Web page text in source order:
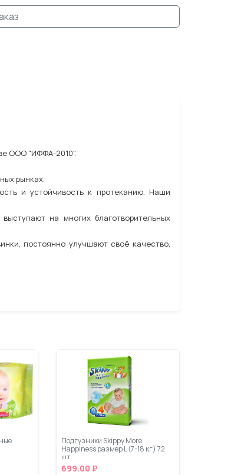
ООО "ИФФА-2010".
рынках.
и устойчивость к протеканию. Наши
на многих благотворительных
постоянно улучшают своё качество,
Подгузники Skippy More
Happiness размер L (7-18 кг) 72
шт
699.00 ₽